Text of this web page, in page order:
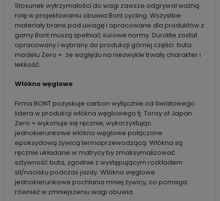
Stosunek wytrzymałości do wagi zawsze odgrywał ważną
rolę w projektowaniu obuwia Bont cycling. Wszystkie
materiały brane pod uwagę i opracowane dla produktów z
gamy Bont muszą spełniać surowe normy. Durolite został
opracowany i wybrany do produkcji górnej części buta
modelu Zero + ze względu na niezwykle trwały charakter i
lekkość.
Włókno węglowe
Firma BONT pozyskuje carbon wyłącznie od światowego
lidera w produkcji włókna węglowego tj. Toray of Japan.
Zero + wykonuje się ręcznie, wykorzystując
jednokierunkowe włókno węglowe połączone
epoksydową żywicą termoprzewodzącą. Włókna są
ręcznie układane w matrycy by zmaksymalizować
sztywność buta, zgodnie z występującym rozkładem
sił/nacisku podczas jazdy. Włókno węglowe
jednokierunkowe pochłania mniej żywicy, co pomaga
również w zmniejszeniu wagi obuwia.